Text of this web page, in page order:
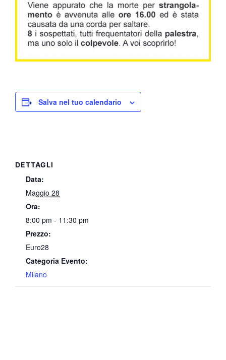
Salva nel tuo calendario
DETTAGLI
Data:
Maggio 28
Ora:
8:00 pm - 11:30 pm
Prezzo:
Euro28
Categoria Evento:
Milano